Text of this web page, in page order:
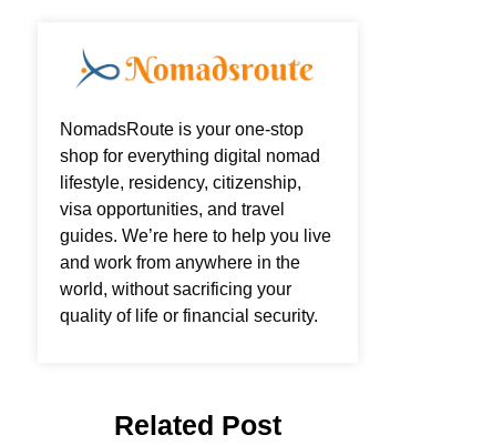
NomadsRoute is your one-stop
shop for everything digital nomad
lifestyle, residency, citizenship,
visa opportunities, and travel
guides. We’re here to help you live
and work from anywhere in the
world, without sacrificing your
quality of life or financial security.
Related Post